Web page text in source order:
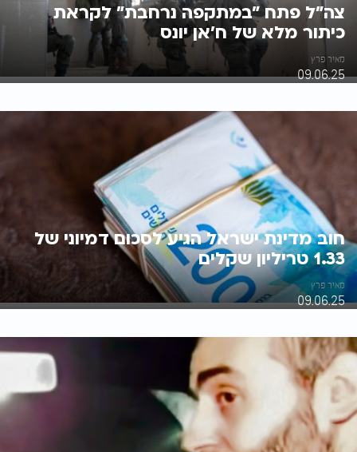
צה"ל פתח "במתקפה נרחבת" לקראת
כיתור מלא של ח'אן יונס
מאיר פרץ
09.06.25
חוב מדינת ישראל הגיע לסכום דמיוני של
1.33 טריליון שקלים
מאיר פרץ
09.06.25